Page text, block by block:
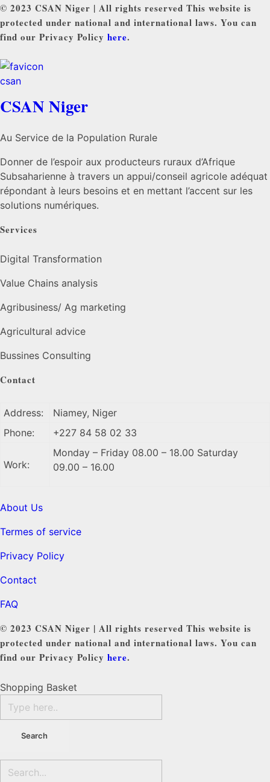
© 2023 CSAN Niger | All rights reserved This website is
protected under national and international laws. You can
find our Privacy Policy here.
CSAN Niger
Au Service de la Population Rurale
Donner de l’espoir aux producteurs ruraux d’Afrique
Subsaharienne à travers un appui/conseil agricole adéquat
répondant à leurs besoins et en mettant l’accent sur les
solutions numériques.
Services
Digital Transformation
Value Chains analysis
Agribusiness/ Ag marketing
Agricultural advice
Bussines Consulting
Contact
Address:
Niamey, Niger
Phone:
+227 84 58 02 33
Work:
Monday – Friday 08.00 – 18.00 Saturday
09.00 – 16.00
About Us
Termes of service
Privacy Policy
Contact
FAQ
© 2023 CSAN Niger | All rights reserved This website is
protected under national and international laws. You can
find our Privacy Policy here.
Shopping Basket